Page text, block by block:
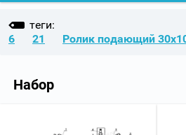
теги:
6
21 Ролик подающий
Набор